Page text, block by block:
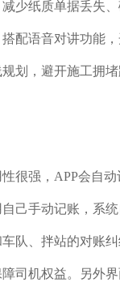
少纸质单据丢失
配语音对讲功能
划，避开施工拥
很强，APP会自
己手动记账，系
队、拌站的对账
司机权益。另外